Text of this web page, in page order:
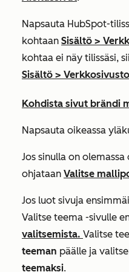
Napsauta HubSpot-
kohtaan Sisältö >
kohtaa ei näy tilissäsi,
Sisältö >
Kohdista sivut brändi
Napsauta oikeassa
Jos sinulla on
ohjataan Valitse
Jos luot sivuja
Valitse teema -sivulle
valitsemista. Valitse
teeman päälle ja
teemaksi.